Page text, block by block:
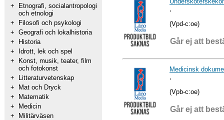
+
Etnografi, socialantropologi
och etnologi
+
Filosofi och psykologi
+ Geografi och lokalhistoria
+
Historia
+
Idrott, lek och spel
+
Konst, musik, teater, film
och fotokonst
+
Litteraturvetenskap
+
Mat och Dryck
+
Matematik
+
Medicin
+
Militärväsen
(Vpd-c:oe)
Går ej att
Medicinsk
(Vpb-c:oe)
Går ej att